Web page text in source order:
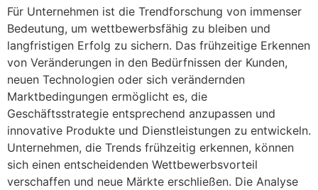
Für Unternehmen ist die Trendforschung von immenser
Bedeutung, um wettbewerbsfähig zu bleiben und
langfristigen Erfolg zu sichern. Das frühzeitige Erkennen
von Veränderungen in den Bedürfnissen der Kunden,
neuen Technologien oder sich verändernden
Marktbedingungen ermöglicht es, die
Geschäftsstrategie entsprechend anzupassen und
innovative Produkte und Dienstleistungen zu entwickeln.
Unternehmen, die Trends frühzeitig erkennen, können
sich einen entscheidenden Wettbewerbsvorteil
verschaffen und neue Märkte erschließen. Die Analyse